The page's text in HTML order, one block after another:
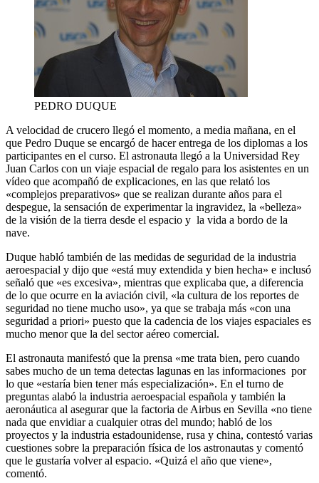
PEDRO DUQUE
A velocidad de crucero llegó el momento, a media mañana, en el
que Pedro Duque se encargó de hacer entrega de los diplomas a los
participantes en el curso. El astronauta llegó a la Universidad Rey
Juan Carlos con un viaje espacial de regalo para los asistentes en un
vídeo que acompañó de explicaciones, en las que relató los
«complejos preparativos» que se realizan durante años para el
despegue, la sensación de experimentar la ingravidez, la «belleza»
de la visión de la tierra desde el espacio y la vida a bordo de la
nave.
Duque habló también de las medidas de seguridad de la industria
aeroespacial y dijo que «está muy extendida y bien hecha» e inclusó
señaló que «es excesiva», mientras que explicaba que, a diferencia
de lo que ocurre en la aviación civil, «la cultura de los reportes de
seguridad no tiene mucho uso», ya que se trabaja más «con una
seguridad a priori» puesto que la cadencia de los viajes espaciales es
mucho menor que la del sector aéreo comercial.
El astronauta manifestó que la prensa «me trata bien, pero cuando
sabes mucho de un tema detectas lagunas en las informaciones por
lo que «estaría bien tener más especialización». En el turno de
preguntas alabó la industria aeroespacial española y también la
aeronáutica al asegurar que la factoria de Airbus en Sevilla «no tiene
nada que envidiar a cualquier otras del mundo; habló de los
proyectos y la industria estadounidense, rusa y china, contestó varias
cuestiones sobre la preparación física de los astronautas y comentó
que le gustaría volver al espacio. «Quizá el año que viene»,
comentó.